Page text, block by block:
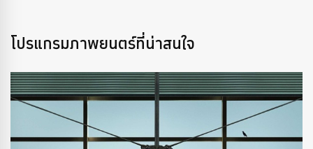
โปรแกรมภาพยนตร์ที่น่าสนใจ